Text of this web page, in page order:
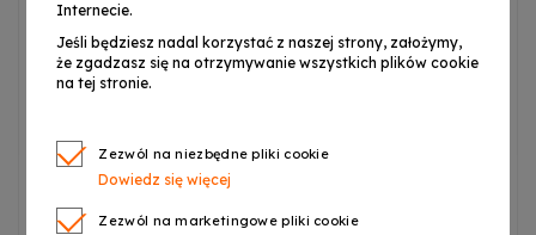
Marka:
Typ:2x XLR (męski, 3-pinowy) – 2x mono jack 6,3
mm
Osłona:
gumowa
Zacisk prowadzący na złączu XLR:
Internecie.
Jeśli będziesz nadal korzystać z naszej strony, założymy,
że zgadzasz się na otrzymywanie wszystkich plików cookie
na tej stronie.
Zezwól na niezbędne pliki cookie
Dowiedz się więcej
Zezwól na marketingowe pliki cookie